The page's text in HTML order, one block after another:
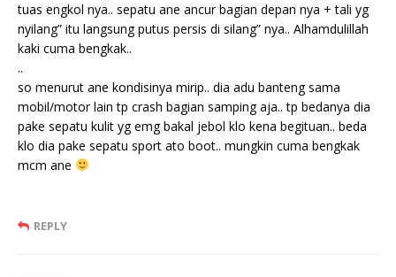
tuas engkol nya.. sepatu ane ancur bagian depan nya + tali yg
nyilang” itu langsung putus persis di silang” nya.. Alhamdulillah
kaki cuma bengkak..
..
so menurut ane kondisinya mirip.. dia adu banteng sama
mobil/motor lain tp crash bagian samping aja.. tp bedanya dia
pake sepatu kulit yg emg bakal jebol klo kena begituan.. beda
klo dia pake sepatu sport ato boot.. mungkin cuma bengkak
mcm ane
REPLY